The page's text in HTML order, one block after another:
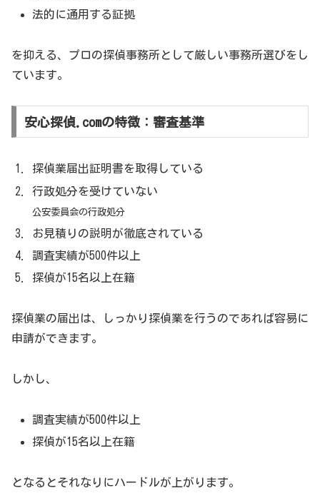
法的に通用する証拠
を抑える、プロの探偵事務所として厳しい事務所選びをし
ています。
安心探偵.comの特徴：審査基準
探偵業届出証明書を取得している
行政処分を受けていない
公安委員会の行政処分
お見積りの説明が徹底されている
調査実績が500件以上
探偵が15名以上在籍
探偵業の届出は、しっかり探偵業を行うのであれば容易に
申請ができます。
しかし、
調査実績が500件以上
探偵が15名以上在籍
となるとそれなりにハードルが上がります。